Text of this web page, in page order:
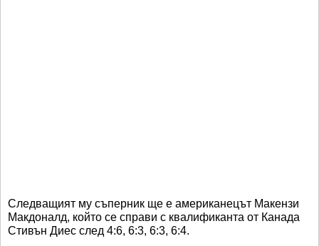
Следващият му съперник ще е американецът Макензи
Макдоналд, който се справи с квалификанта от Канада
Стивън Диес след 4:6, 6:3, 6:3, 6:4.